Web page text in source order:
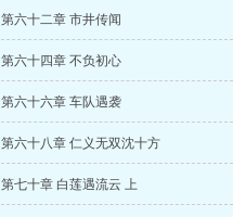
第六十二章 市井传闻
第六十四章 不负初心
第六十六章 车队遇袭
第六十八章 仁义无双沈十方
第七十章 白莲遇流云 上